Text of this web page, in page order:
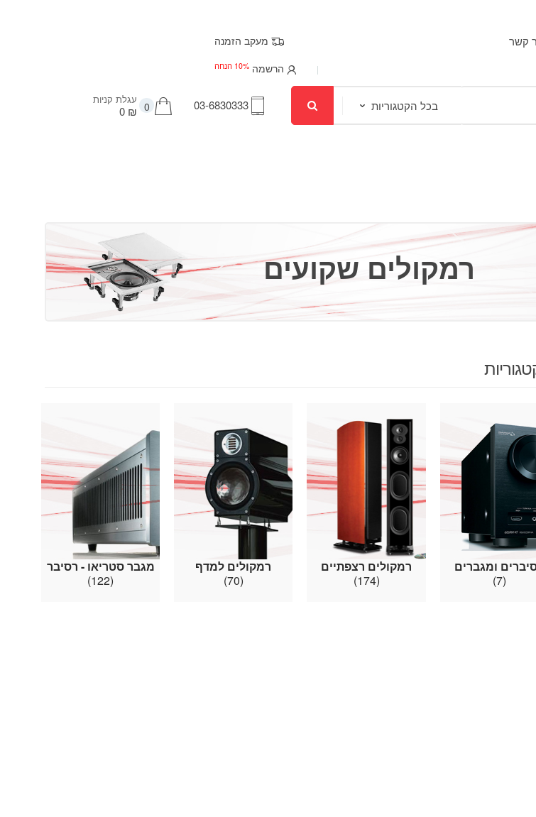
קשר
מעקב הזמנה
הרשמה 10% הנחה
03-6830333
0
עגלת קניות
₪ 0
רמקולים שקועים
ומגברים
(7)
רמקולים רצפתיים
(174)
רמקולים למדף
(70)
מגבר סטריאו - רסיבר
(122)